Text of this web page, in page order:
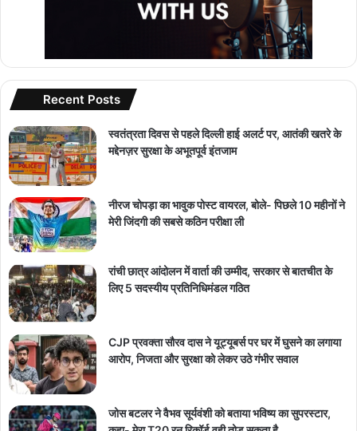
Recent Posts
स्वतंत्रता दिवस से पहले दिल्ली हाई अलर्ट पर, आतंकी खतरे के
मद्देनज़र सुरक्षा के अभूतपूर्व इंतजाम
नीरज चोपड़ा का भावुक पोस्ट वायरल, बोले- पिछले 10 महीनों ने
मेरी जिंदगी की सबसे कठिन परीक्षा ली
रांची छात्र आंदोलन में वार्ता की उम्मीद, सरकार से बातचीत के
लिए 5 सदस्यीय प्रतिनिधिमंडल गठित
CJP प्रवक्ता सौरव दास ने यूट्यूबर्स पर घर में घुसने का लगाया
आरोप, निजता और सुरक्षा को लेकर उठे गंभीर सवाल
जोस बटलर ने वैभव सूर्यवंशी को बताया भविष्य का सुपरस्टार,